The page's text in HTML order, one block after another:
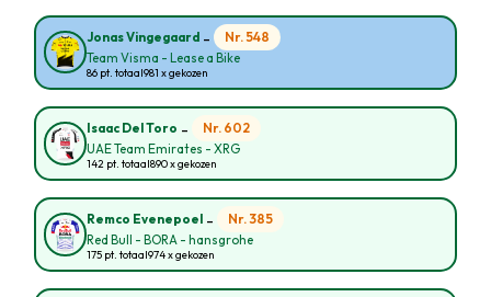
Jonas Vingegaard - Nr. 548
Team Visma - Lease a Bike
86 pt. totaal981 x gekozen
Isaac Del Toro - Nr. 602
UAE Team Emirates - XRG
142 pt. totaal890 x gekozen
Remco Evenepoel - Nr. 385
Red Bull - BORA - hansgrohe
175 pt. totaal974 x gekozen